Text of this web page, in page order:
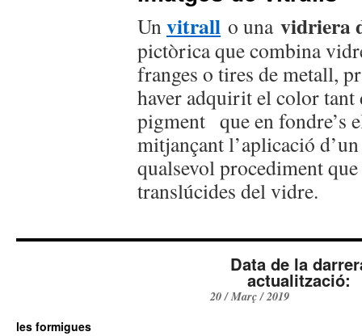
Unvitrall o una vidriera
pictòrica que combina
franges o tires de metall,
haver adquirit el color tant
pigment que en fondre’s
mitjançant l’aplicació
qualsevol procediment
translúcides del vidre.
Data de la
actualització:
20 / Març / 2019
les formigues